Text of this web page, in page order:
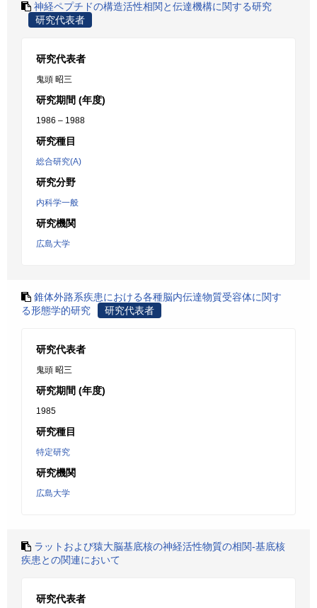
神経ペプチドの構造活性相関と伝達機構に関する研究
研究代表者
研究代表者
鬼頭 昭三
研究期間 (年度)
1986 – 1988
研究種目
総合研究(A)
研究分野
内科学一般
研究機関
広島大学
錐体外路系疾患における各種脳内伝達物質受容体に関す
る形態学的研究
研究代表者
研究代表者
鬼頭 昭三
研究期間 (年度)
1985
研究種目
特定研究
研究機関
広島大学
ラットおよび猿大脳基底核の神経活性物質の相関-基底核
疾患との関連において
研究代表者